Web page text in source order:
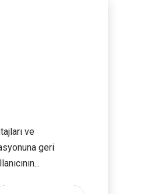
ve
geri